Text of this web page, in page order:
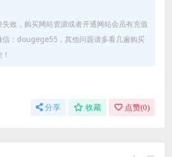
效，购买网站资源或者开通网站会员有充值
信：dougege55，其他问题请多看几遍购买
分享 收藏 点赞(0)